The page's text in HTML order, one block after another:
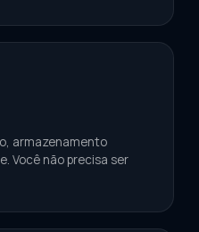
armazenamento
Você não precisa ser